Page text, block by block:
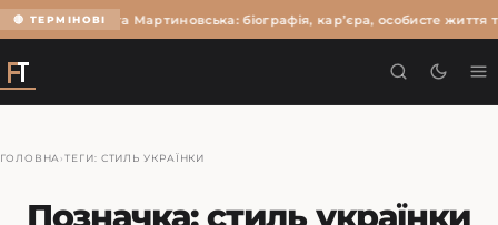
🔴 ТЕРМІНОВІОльга Мартиновська: біографія, кар’єра, особисте життя
ГОЛОВНА ›ТЕГИ: СТИЛЬ УКРАЇНКИ
Позначка:стиль українки